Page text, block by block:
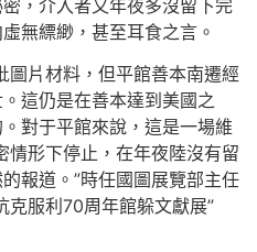
，介入者又年夜多沒留下完
無縹緲，甚至耳食之言。
圖片材料，但平館善本南遷經
這仍是在善本達到美國之
對于平館來說，這是一場維
情形下停止，在年夜陸沒有留
報道。”時任國圖展覽部主任
克服利70周年館躲文獻展”